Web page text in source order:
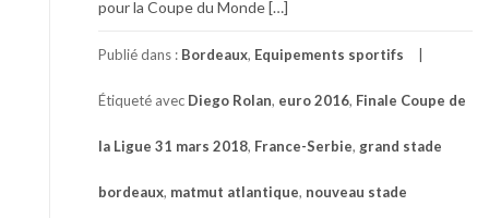
pour la Coupe du Monde […]
Publié dans : Bordeaux, Equipements sportifs
Étiqueté avec Diego Rolan, euro 2016, Finale Coupe de
la Ligue 31 mars 2018, France-Serbie, grand stade
bordeaux, matmut atlantique, nouveau stade